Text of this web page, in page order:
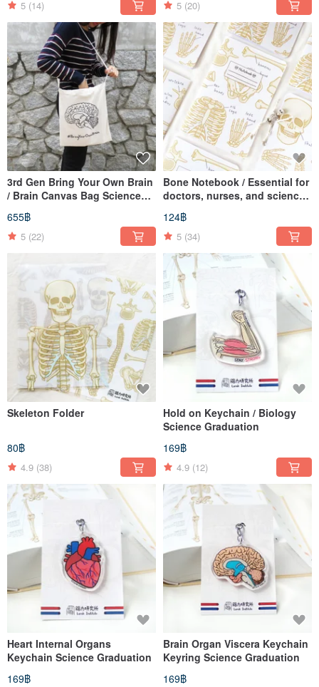
5 (14) 5 (20)
3rd Gen Bring Your Own Brain
/ Brain Canvas Bag Science
Graduation
655฿
5 (22)
Bone Notebook / Essential for
doctors, nurses, and science
students.
124฿
5 (34)
Skeleton Folder
80฿
4.9 (38)
Hold on Keychain / Biology
Science Graduation
169฿
4.9 (12)
Heart Internal Organs
Keychain Science Graduation
169฿
Brain Organ Viscera Keychain
Keyring Science Graduation
169฿